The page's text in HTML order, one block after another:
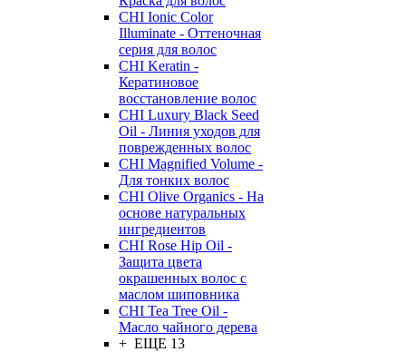
CHI Ionic Color
Illuminate - Оттеночная
серия для волос
CHI Keratin -
Кератиновое
восстановление волос
CHI Luxury Black Seed
Oil - Линия уходов для
поврежденных волос
CHI Magnified Volume -
Для тонких волос
CHI Olive Organics - На
основе натуральных
ингредиентов
CHI Rose Hip Oil -
Защита цвета
окрашенных волос с
маслом шиповника
CHI Tea Tree Oil -
Масло чайного дерева
+ ЕЩЕ 13